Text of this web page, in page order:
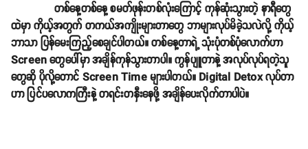
တစ်နေ့တစ်နေ့ စမတ်ဖုန်းတစ်လုံးကြောင့် ကုန်ဆုံးသွားတဲ့ နာရီတွေ
ထဲမှာ ကိုယ့်အတွက် တကယ်အကျိုးများတာတွေ ဘာများလုပ်မိခဲ့သလဲလို့ ကိုယ့်
ဘာသာ ပြန်မေးကြည့်စေချင်ပါတယ်။ တစ်နေ့တာရဲ့ သုံးပုံတစ်ပုံလောက်ဟာ
Screen တွေပေါ်မှာ အချိန်ကုန်သွားတာပါ။ ကွန်ပျူတာနဲ့ အလုပ်လုပ်ရတဲ့သူ
တွေဆို ပိုလို့တောင် Screen Time များပါတယ်။ Digital Detox လုပ်တာ
ဟာ ပြင်ပလောကကြီးနဲ့ တရင်းတနှီးနေဖို့ အချိန်ပေးလိုက်တာပါပဲ။